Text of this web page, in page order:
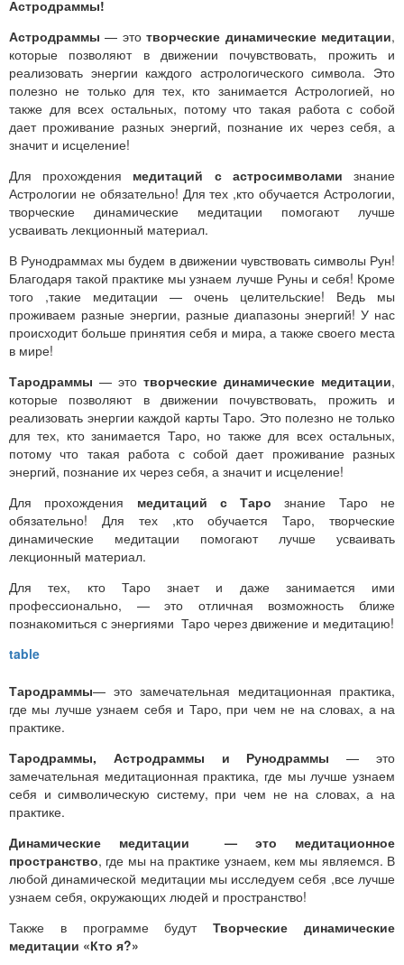
Астродраммы!
Астродраммы — этотворческие динамические медитации,
которые позволяют в движении почувствовать, прожить и
реализовать энергии каждого астрологического символа. Это
полезно не только для тех, кто занимается Астрологией, но
также для всех остальных, потому что такая работа с собой
дает проживание разных энергий, познание их через себя, а
значит и исцеление!
Для прохождения медитаций с астросимволамизнание
Астрологии не обязательно! Для тех ,кто обучается Астрологии,
творческие динамические медитации помогают лучше
усваивать лекционный материал.
В Рунодраммах мы будем в движении чувствовать символы Рун!
Благодаря такой практике мы узнаем лучше Руны и себя! Кроме
того ,такие медитации — очень целительские! Ведь мы
проживаем разные энергии, разные диапазоны энергий! У нас
происходит больше принятия себя и мира, а также своего места
в мире!
Тародраммы — это творческие динамические медитации,
которые позволяют в движении почувствовать, прожить и
реализовать энергии каждой карты Таро. Это полезно не только
для тех, кто занимается Таро, но также для всех остальных,
потому что такая работа с собой дает проживание разных
энергий, познание их через себя, а значит и исцеление!
Для прохождения медитаций с Тарознание Таро не
обязательно! Для тех ,кто обучается Таро, творческие
динамические медитации помогают лучше усваивать
лекционный материал.
Для тех, кто Таро знает и даже занимается ими
профессионально, — это отличная возможность ближе
познакомиться с энергиями Таро через движение и медитацию!
Тародраммы— это замечательная медитационная практика,
где мы лучше узнаем себя и Таро, при чем не на словах, а на
практике.
Тародраммы, Астродраммы и Рунодраммы— это
замечательная медитационная практика, где мы лучше узнаем
себя и символическую систему, при чем не на словах, а на
практике.
Динамические медитации — это медитационное
пространство, где мы на практике узнаем, кем мы являемся. В
любой динамической медитации мы исследуем себя ,все лучше
узнаем себя, окружающих людей и пространство!
Также в программе будутТворческие динамические
медитации «Кто я?»